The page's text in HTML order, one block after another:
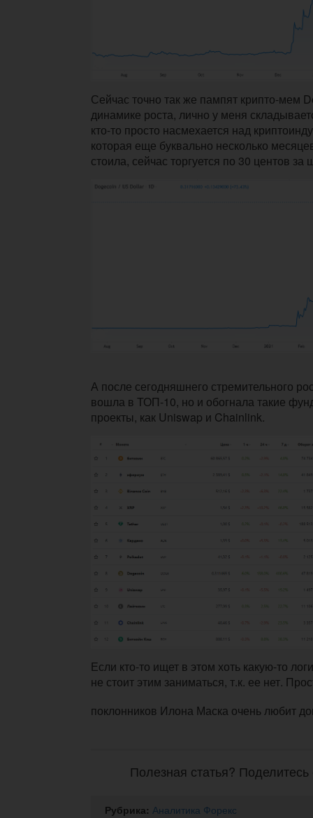
Сейчас точно так же пампят крипто-мем
динамике роста, лично у меня
кто-то просто насмехается над
которая еще буквально несколько
стоила, сейчас торгуется по 30 центов за
А после сегодняшнего стремительного
вошла в ТОП-10, но и обогнала такие
проекты, как Uniswap и Chainlink.
Если кто-то ищет в этом хоть какую-то
не стоит этим заниматься, т.к. ее нет.
поклонников Илона Маска очень любит
Полезная статья?
Рубрика: Аналитика Форекс